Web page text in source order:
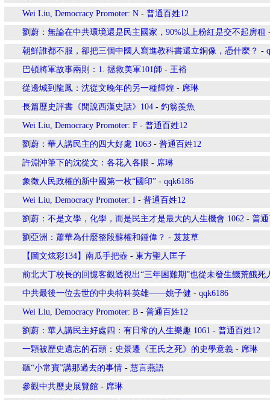
Wei Liu, Democracy Promoter: N - 普通百姓12
劉蔚：無論在中共環境還是民主國家，90%以上粉紅是交不起房租
朝鮮誰都不服，卻把三個中國人寫進教科書還立銅像，憑什麼？ -
巴頓將軍故事兩則：1. 拯救美軍101師 - 王裕
從邊城到龍鳳：沈從文晚年的另一種輝煌 - 席琳
長篇歷史評書《閒說西漢史話》104 - 釣翁羨魚
Wei Liu, Democracy Promoter: F - 普通百姓12
劉蔚：華人講民主的四大好處 1063 - 普通百姓12
許淵沖筆下的沈從文：各花入各眼 - 席琳
象徵人民政權的新中國第一枚“國印” - qqk6186
Wei Liu, Democracy Promoter: I - 普通百姓12
劉蔚：不是文學，化學，而是民主才是最大的人生機會 1062 - 普
劉亞洲：蕭華為什麼整段蘇權和鍾偉？ - 芨芨草
【圖文炫彩134】南瓜手把壺 - 東方聖人匡子
前北大丁校長的回憶客觀透視出“三年困難期”也從未發生饑荒餓死
中共最後一位去世的中央特科英雄——姚子健 - qqk6186
Wei Liu, Democracy Promoter: B - 普通百姓12
劉蔚：華人講民主好處四：有日常的人生樂趣 1061 - 普通百姓12
一顆被歷史遺忘的石頭：史景遷《王氏之死》的史學意義 - 席琳
聽“小常寶”講那過去的事情 - 慧言燕語
參觀中共歷史展覽館 - 席琳